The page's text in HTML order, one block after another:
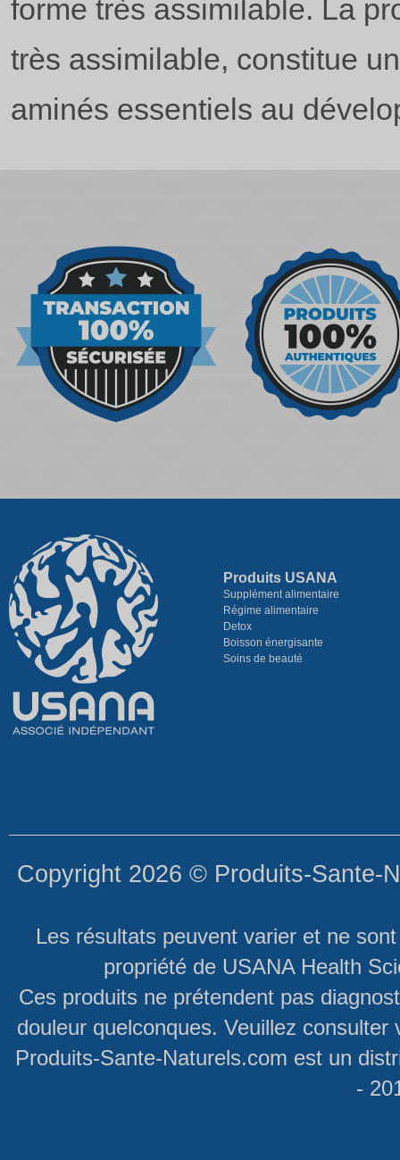
forme très assimilable. La
très assimilable, constitue
aminés essentiels au
Produits USANA
Supplément alimentaire
Régime alimentaire
Detox
Boisson énergisante
Soins de beauté
Copyright 2026 © Produits-Sante-
Les résultats peuvent varier et ne
propriété de USANA Health
Ces produits ne prétendent pas
douleur quelconques. Veuillez
Produits-Sante-Naturels.com est un
-